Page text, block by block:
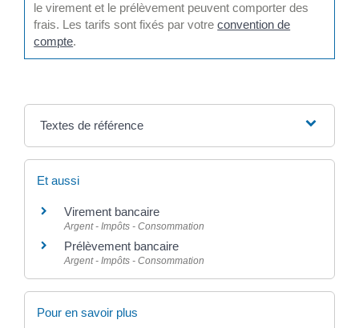
le virement et le prélèvement peuvent comporter des
frais. Les tarifs sont fixés par votreconvention de
compte.
Textes de référence
Et aussi
Virement bancaire
Argent - Impôts - Consommation
Prélèvement bancaire
Argent - Impôts - Consommation
Pour en savoir plus